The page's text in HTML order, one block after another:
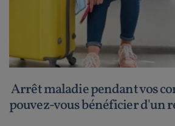
Arrêt maladie pendant vos
pouvez-vous bénéficier d'un